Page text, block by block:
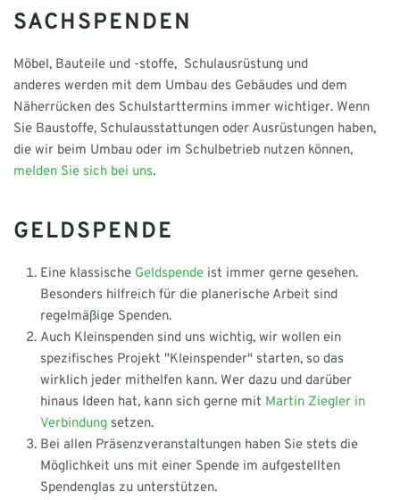
SACHSPENDEN
Möbel, Bauteile und -stoffe, Schulausrüstung und
anderes werden mit dem Umbau des Gebäudes und dem
Näherrücken des Schulstarttermins immer wichtiger. Wenn
Sie Baustoffe, Schulausstattungen oder Ausrüstungen haben,
die wir beim Umbau oder im Schulbetrieb nutzen können,
melden Sie sich bei uns.
GELDSPENDE
Eine klassische Geldspende ist immer gerne gesehen.
Besonders hilfreich für die planerische Arbeit sind
regelmäßige Spenden.
Auch Kleinspenden sind uns wichtig, wir wollen ein
spezifisches Projekt "Kleinspender" starten, so das
wirklich jeder mithelfen kann. Wer dazu und darüber
hinaus Ideen hat, kann sich gerne mit Martin Ziegler in
Verbindung setzen.
Bei allen Präsenzveranstaltungen haben Sie stets die
Möglichkeit uns mit einer Spende im aufgestellten
Spendenglas zu unterstützen.